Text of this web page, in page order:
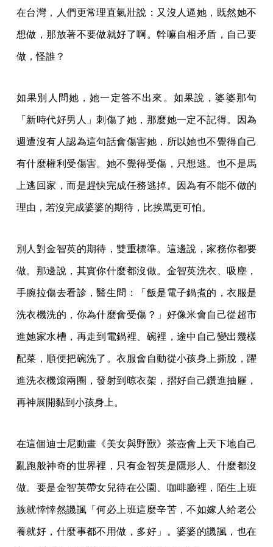
在台灣，人們更常理直氣壯說：又沒人逼她，既然她不
想做，那放著不要做就好了啊。幹嘛自相矛盾，自己要
做，怪誰？
如果別人問她，她一定答不出來。如果說，婆婆那句
「新時代好男人」刺傷了她，那麼她一定不記得。因為
週遭沒有人認為這句話會傷害她，所以她也不覺得自己
有什麼權利受傷害。她不覺得受傷，只想逃。也不是馬
上逃回家，而是趕快完成任務逃掉。因為有不能不做的
理由，若沒完成婆婆的期待，比挨罵更可怕。
別人對金智英的期待，雙重標準。這邊說，家務你都要
做。那邊說，其實你什麼都沒做。金智英洗衣、吸塵，
手腕拉傷去看診，醫生問：「飯是電子鍋煮的，衣服是
洗衣機洗的，你為什麼會受傷？」好像米會自己從超市
進她家水槽，再走到電鍋裡、碗裡，途中自己變出幾樣
配菜，順便把碗洗了。衣服會自動從小孩身上撕脫，躍
進洗衣機滾兩圈，發射到晾衣架，摺好自己鑽進抽屜，
再神展開黏到小孩身上。
在這個迪士尼動畫《美女與野獸》茶壺會上天下地自己
亂跑般神奇的世界裡，只有金智英是隱形人、什麼都沒
做。要是金智英帶女兒待在公園、咖啡廳裡，陌生上班
族就悻悻然譏諷「何必上班這麼辛苦，不如嫁人給老公
養就好，什麼事都不用做，多好」。婆婆的譏諷，也在